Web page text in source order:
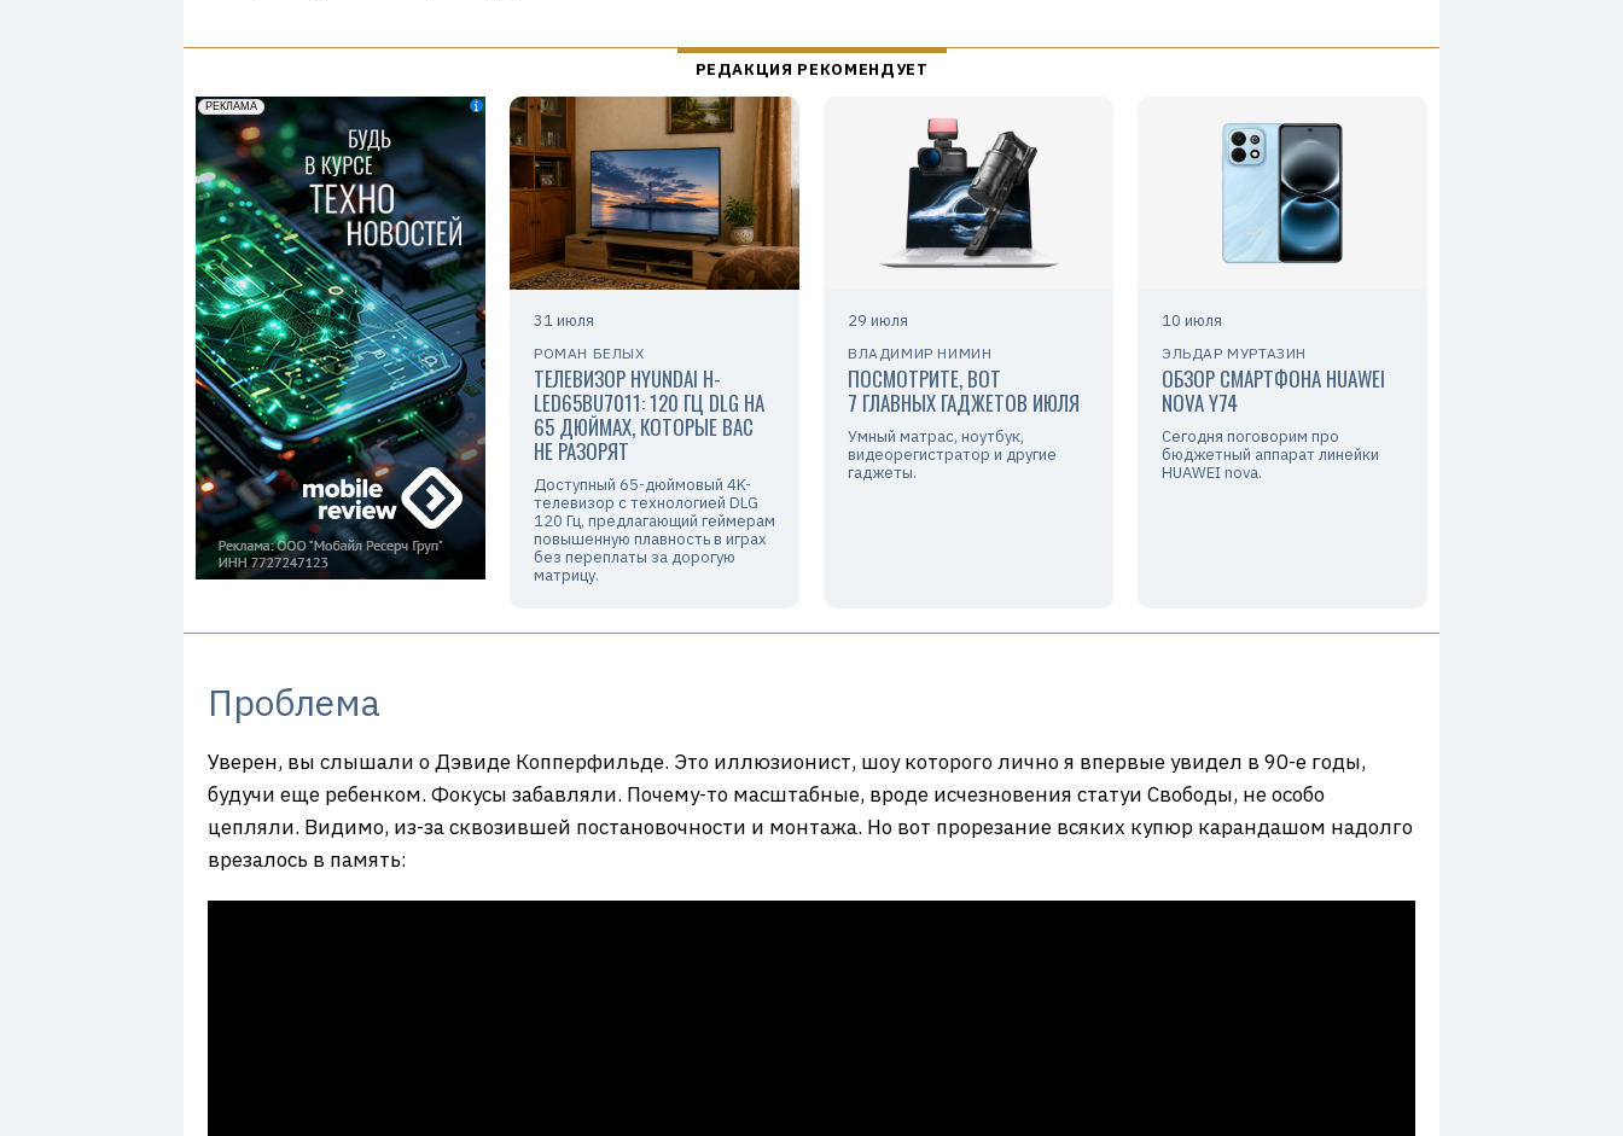
31 июля
РОМАН БЕЛЫХ
ТЕЛЕВИЗОР HYUNDAI H-
LED65BU7011: 120 ГЦ DLG НА
65 ДЮЙМАХ, КОТОРЫЕ ВАС
НЕ РАЗОРЯТ
Доступный 65-дюймовый 4K-
телевизор с технологией DLG
120 Гц, предлагающий геймерам
повышенную плавность в играх
без переплаты за дорогую
матрицу.
29 июля
ВЛАДИМИР НИМИН
ПОСМОТРИТЕ, ВОТ
7 ГЛАВНЫХ ГАДЖЕТОВ ИЮЛЯ
Умный матрас, ноутбук,
видеорегистратор и другие
гаджеты.
10 июля
ЭЛЬДАР МУРТАЗИН
ОБЗОР СМАРТФОНА HUAWEI
NOVA Y74
Сегодня поговорим про
бюджетный аппарат линейки
HUAWEI nova.
Проблема
Уверен, вы слышали о Дэвиде Копперфильде. Это иллюзионист, шоу которого лично я впервые увидел в 90-е годы,
будучи еще ребенком. Фокусы забавляли. Почему-то масштабные, вроде исчезновения статуи Свободы, не особо
цепляли. Видимо, из-за сквозившей постановочности и монтажа. Но вот прорезание всяких купюр карандашом надолго
врезалось в память: